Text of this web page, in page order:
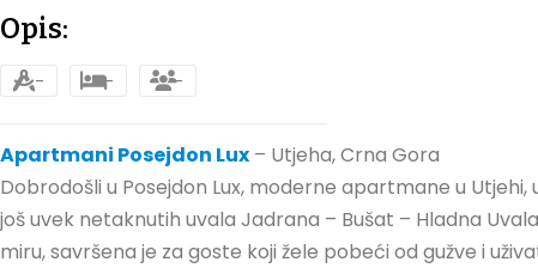
Opis:
- - -
Apartmani Posejdon Lux – Utjeha, Crna Gora
Dobrodošli u Posejdon Lux, moderne apartmane u
još uvek netaknutih uvala Jadrana – Bušat – Hladna
miru, savršena je za goste koji žele pobeći od gužve i